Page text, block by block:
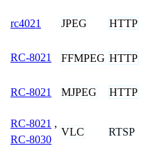
rc4021 JPEG HTTP
RC-8021 FFMPEG HTTP
RC-8021 MJPEG HTTP
RC-8021 ,
RC-8030
VLC RTSP